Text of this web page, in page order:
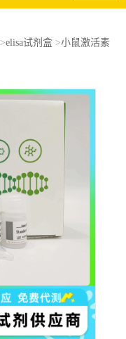
>elisa试剂盒>小鼠激活素